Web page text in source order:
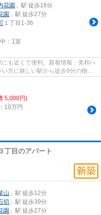
花園 」駅 徒歩18分
園 」駅 徒歩27分
１丁目1-36
： 1室
も近くて便利。新着情報：美和ハ
方に嬉しい駅から徒歩9分の物件
5,000円)
10万円
丁目のアパート
山 」駅 徒歩12分
切 」駅 徒歩39分
園 」駅 徒歩27分